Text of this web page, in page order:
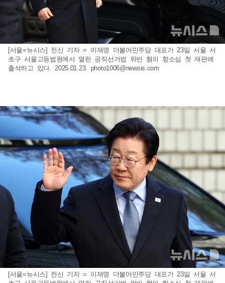
[서울=뉴시스] 전신 기자 = 이재명 더불어민주당 대표가 23일 서울 서
초구 서울고등법원에서 열린 공직선거법 위반 혐의 항소심 첫 재판에
출석하고 있다. 2025.01.23. photo1006@newsis.com
[서울=뉴시스] 전신 기자 = 이재명 더불어민주당 대표가 23일 서울 서